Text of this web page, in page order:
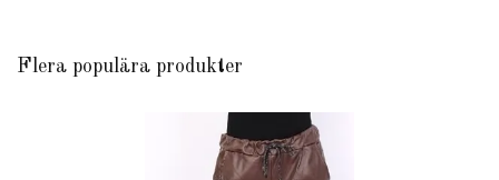
Flera populära produkter